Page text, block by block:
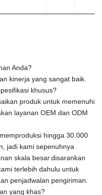
Anda?
kinerja yang sangat baik.
khusus?
produk untuk memenuhi
layanan OEM dan ODM
hingga 30.000
jadi kami sepenuhnya
skala besar.disarankan
terlebih dahulu untuk
penjadwalan pengiriman.
yang khas?